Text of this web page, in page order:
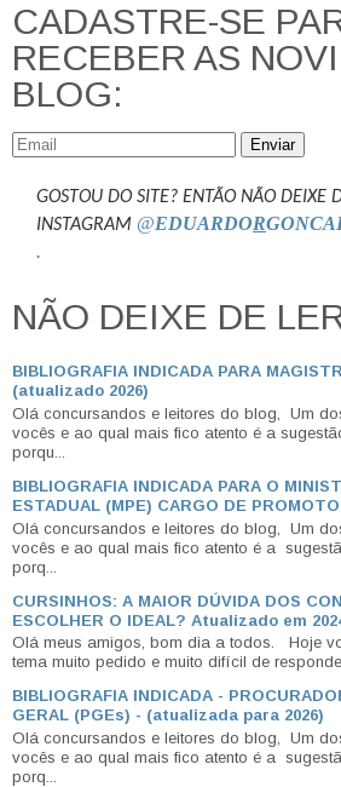
CADASTRE-SE
RECEBER AS
BLOG:
Enviar
GOSTOU DO SITE? ENTÃO NÃO DEIXE
INSTAGRAM @EDUARDOR
.
NÃO DEIXE DE
BIBLIOGRAFIA INDICADA PARA
(atualizado 2026)
Olá concursandos e leitores do blog, Um
vocês e ao qual mais fico atento é a
porqu...
BIBLIOGRAFIA INDICADA PARA O
ESTADUAL (MPE) CARGO DE
Olá concursandos e leitores do blog, Um
vocês e ao qual mais fico atento é a
porq...
CURSINHOS: A MAIOR DÚVIDA DOS
ESCOLHER O IDEAL? Atualizado em
Olá meus amigos, bom dia a todos. Hoje
tema muito pedido e muito difícil de
BIBLIOGRAFIA INDICADA -
GERAL (PGEs) - (atualizada para 2026)
Olá concursandos e leitores do blog, Um
vocês e ao qual mais fico atento é a
porq...